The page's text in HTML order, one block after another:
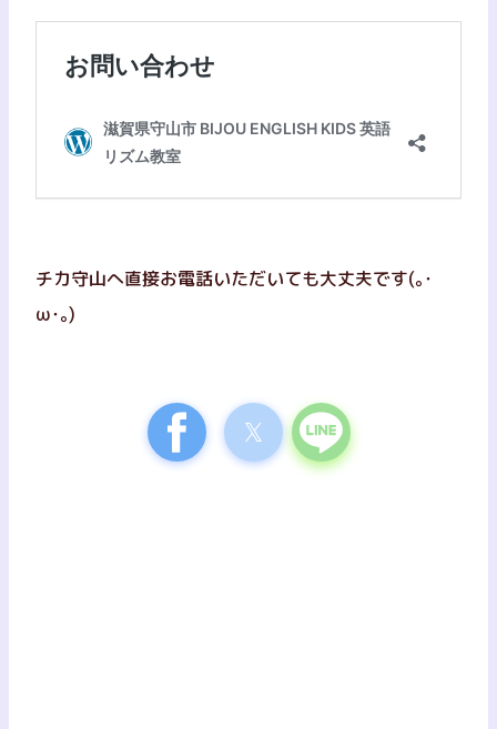
チカ守山へ直接お電話いただいても大丈夫です(｡･
ω･｡)